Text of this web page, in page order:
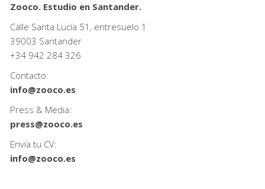
Zooco. Estudio en Santander.
Calle Santa Lucía 51, entresuelo 1
39003 Santander
+34 942 284 326
Contacto:
info@zooco.es
Press & Media:
press@zooco.es
Envía tu CV:
info@zooco.es